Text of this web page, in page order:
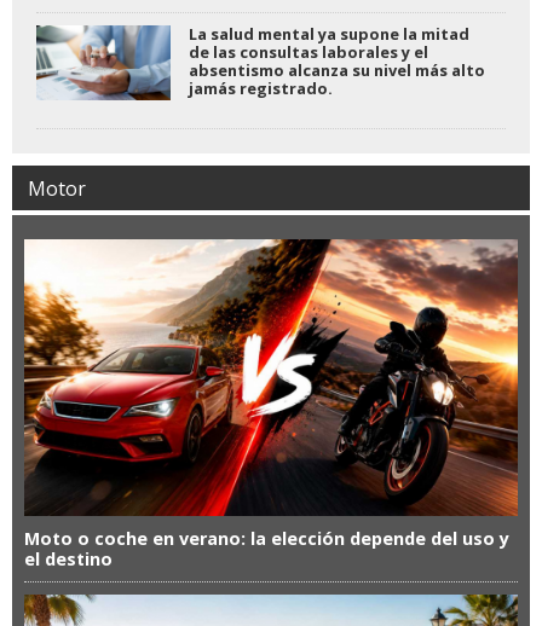
La salud mental ya supone la mitad
de las consultas laborales y el
absentismo alcanza su nivel más alto
jamás registrado.
Motor
Moto o coche en verano: la elección depende del uso y
el destino